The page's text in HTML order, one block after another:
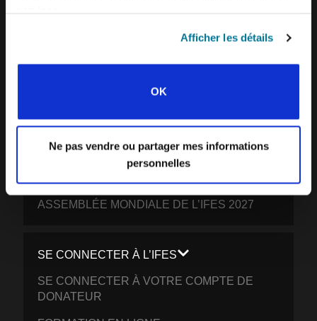
Afficher les détails
OK
Ne pas vendre ou partager mes informations
personnelles
PARTICIPER
VOTRE DON: PERMETTRE AUX ETUDIANTS
CHRIST
PRIEZ POUR L’UNIVERSITÉ
ASSEMBLÉE MONDIALE DE L’IFES 2027
SE CONNECTER À L’IFES
SE CONNECTER À VOTRE COMPTE DE
DONATEUR